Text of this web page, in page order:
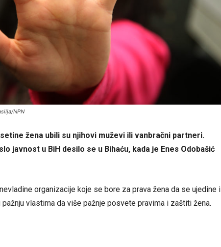
NPN
žena ubili su njihovi muževi ili vanbračni partneri.
javnost u BiH desilo se u Bihaću, kada je Enes Odobašić
organizacije koje se bore za prava žena da se ujedine i
vlastima da više pažnje posvete pravima i zaštiti žena.